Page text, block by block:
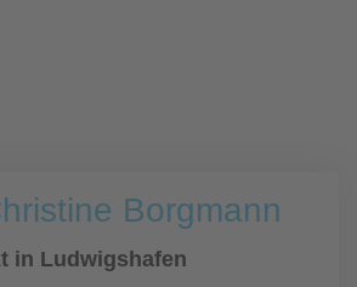
Borgmann
in Ludwigshafen